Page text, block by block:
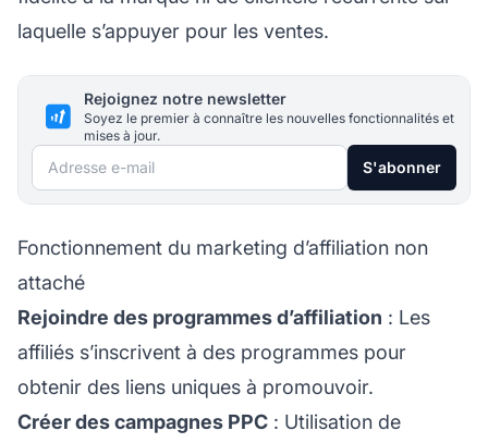
laquelle s’appuyer pour les ventes.
Rejoignez notre newsletter
Soyez le premier à connaître les nouvelles fonctionnalités et
mises à jour.
Adresse e-mail S'abonner
Fonctionnement du marketing d’affiliation non
attaché
Rejoindre des programmes d’affiliation : Les
affiliés s’inscrivent à des programmes pour
obtenir des liens uniques à promouvoir.
Créer des campagnes PPC : Utilisation de